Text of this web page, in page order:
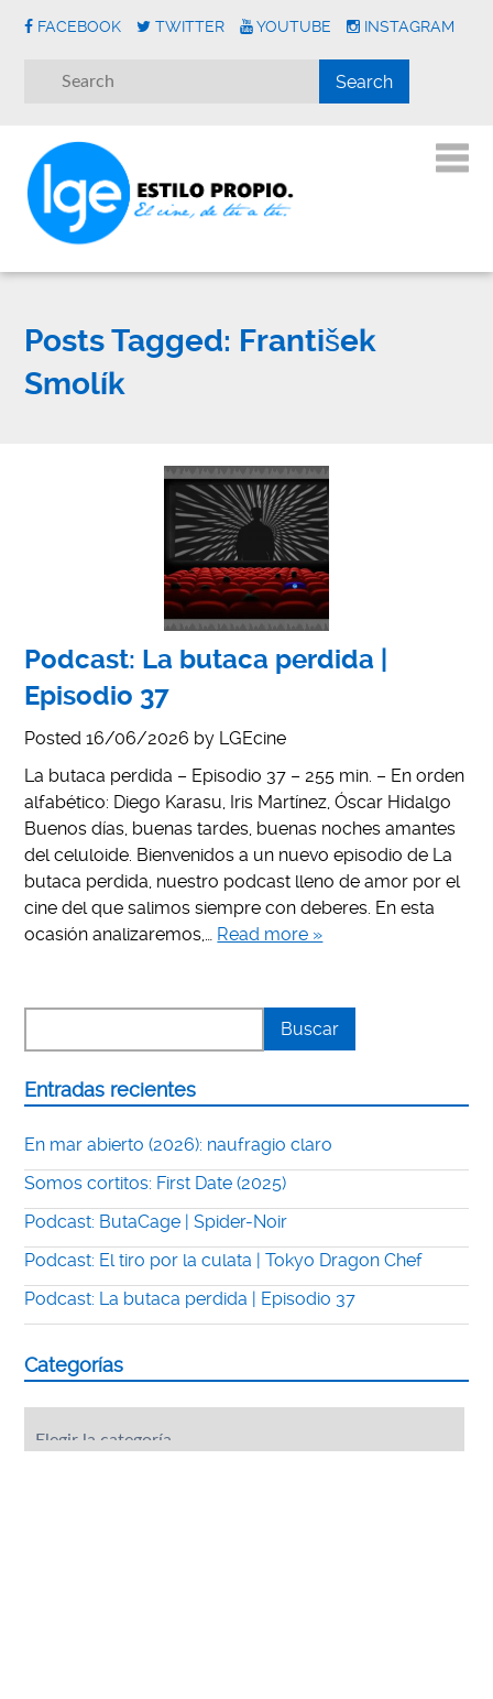
FACEBOOK TWITTER YOUTUBE INSTAGRAM
Posts Tagged: František
Smolík
Podcast: La butaca perdida |
Episodio 37
Posted16/06/2026 by LGEcine
La butaca perdida – Episodio 37 – 255 min. – En orden
alfabético: Diego Karasu, Iris Martínez, Óscar Hidalgo
Buenos días, buenas tardes, buenas noches amantes
del celuloide. Bienvenidos a un nuevo episodio de La
butaca perdida, nuestro podcast lleno de amor por el
cine del que salimos siempre con deberes. En esta
ocasión analizaremos,… Read more »
Entradas recientes
En mar abierto (2026): naufragio claro
Somos cortitos: First Date (2025)
Podcast: ButaCage | Spider-Noir
Podcast: El tiro por la culata | Tokyo Dragon Chef
Podcast: La butaca perdida | Episodio 37
Categorías